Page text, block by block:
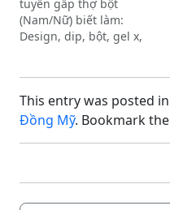
tuyển gấp thợ bột
(Nam/Nữ) biết làm:
Design, dip, bột, gel x,
Eyelash, facial.Quyền
lợi:Bao lương $1200 trở
This entry was posted in
Đồng Mỹ. Bookmark the